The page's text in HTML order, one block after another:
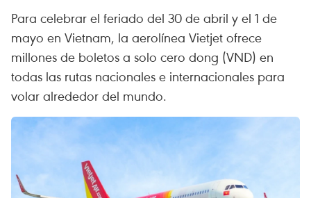
Para celebrar el feriado del 30 de abril y el 1 de
mayo en Vietnam, la aerolínea Vietjet ofrece
millones de boletos a solo cero dong (VND) en
todas las rutas nacionales e internacionales para
volar alrededor del mundo.